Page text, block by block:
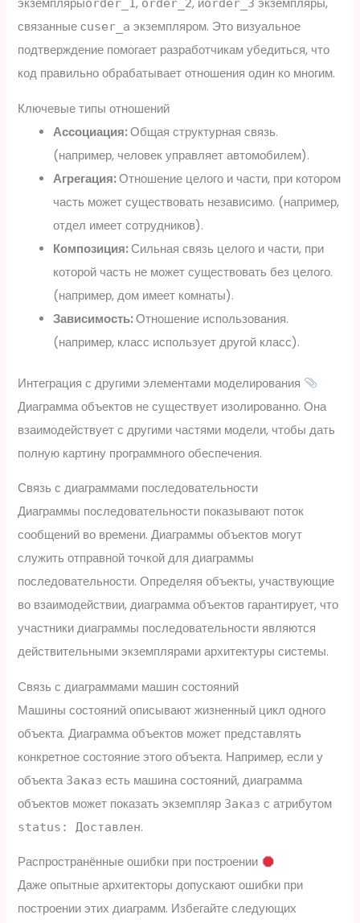
экземплярыorder_1 , order_2, иorder_3 экземпляры,
связанные сuser_a экземпляром. Это визуальное
подтверждение помогает разработчикам убедиться, что
код правильно обрабатывает отношения один ко многим.
Ключевые типы отношений
Ассоциация:Общая структурная связь.
(например, человек управляет автомобилем).
Агрегация:Отношение целого и части, при котором
часть может существовать независимо. (например,
отдел имеет сотрудников).
Композиция:Сильная связь целого и части, при
которой часть не может существовать без целого.
(например, дом имеет комнаты).
Зависимость:Отношение использования.
(например, класс использует другой класс).
Интеграция с другими элементами моделирования
Диаграмма объектов не существует изолированно. Она
взаимодействует с другими частями модели, чтобы дать
полную картину программного обеспечения.
Связь с диаграммами последовательности
Диаграммы последовательности показывают поток
сообщений во времени. Диаграммы объектов могут
служить отправной точкой для диаграммы
последовательности. Определяя объекты, участвующие
во взаимодействии, диаграмма объектов гарантирует, что
участники диаграммы последовательности являются
действительными экземплярами архитектуры системы.
Связь с диаграммами машин состояний
Машины состояний описывают жизненный цикл одного
объекта. Диаграмма объектов может представлять
конкретное состояние этого объекта. Например, если у
объекта Заказ есть машина состояний, диаграмма
объектов может показать экземпляр Заказ с атрибутом
status: Доставлен.
Распространённые ошибки при построении
Даже опытные архитекторы допускают ошибки при
построении этих диаграмм. Избегайте следующих